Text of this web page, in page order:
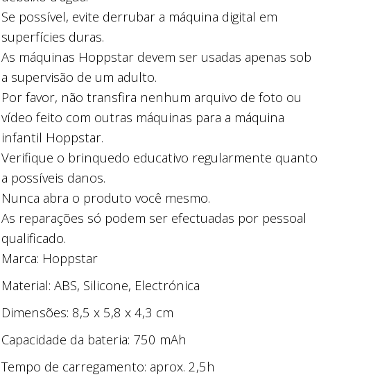
Se possível, evite derrubar a máquina digital em
superfícies duras.
As máquinas Hoppstar devem ser usadas apenas sob
a supervisão de um adulto.
Por favor, não transfira nenhum arquivo de foto ou
vídeo feito com outras máquinas para a máquina
infantil Hoppstar.
Verifique o brinquedo educativo regularmente quanto
a possíveis danos.
Nunca abra o produto você mesmo.
As reparações só podem ser efectuadas por pessoal
qualificado.
Marca: Hoppstar
Material: ABS, Silicone, Electrónica
Dimensões: 8,5 x 5,8 x 4,3 cm
Capacidade da bateria: 750 mAh
Tempo de carregamento: aprox. 2,5h